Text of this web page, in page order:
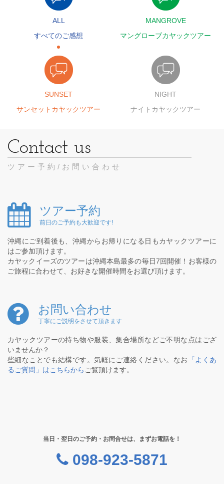
ALL
すべてのご感想
MANGROVE
マングローブカヤックツアー
SUNSET
サンセットカヤックツアー
NIGHT
ナイトカヤックツアー
ツアー予約/お問い合わせ
ツアー予約
前日のご予約も大歓迎です!
沖縄にご到着後も、沖縄からお帰りになる日もカヤックツアーに
はご参加頂けます。
カヤックイーズのツアーは沖縄本島最多の毎日7回開催！お客様の
ご旅程に合わせて、お好きな開催時間をお選び頂けます。
お問い合わせ
丁寧にご説明をさせて頂きます
カヤックツアーの持ち物や服装、集合場所などご不明な点はござ
いませんか？
些細なことでも結構です。気軽にご連絡ください。なお
「よくあ
るご質問」はこちらから ご覧頂けます。
当日・翌日のご予約・お問合せは、まずお電話を！
098-923-5871